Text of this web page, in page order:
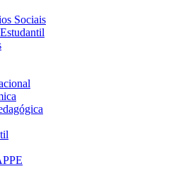
Sociais